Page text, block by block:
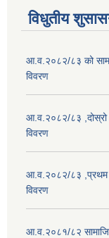
विधुतीय
आ.व.२०८२/८३ को
विवरण
आ.व.२०८२/८३ ,दोस्रो
विवरण
आ.व.२०८२/८३ ,प्रथम
विवरण
आ.व.२०८१/८२ सामाजिक